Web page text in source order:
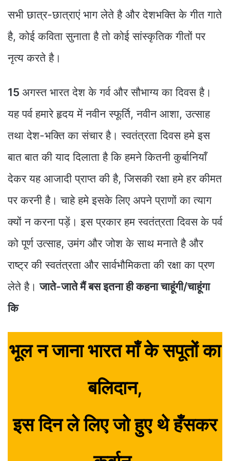
सभी छात्र-छात्राएं भाग लेते है और देशभक्ति के गीत गाते
है, कोई कविता सुनाता है तो कोई सांस्कृतिक गीतों पर
नृत्य करते है।
15 अगस्त भारत देश के गर्व और सौभाग्य का दिवस है।
यह पर्व हमारे हृदय में नवीन स्फूर्ति, नवीन आशा, उत्साह
तथा देश-भक्ति का संचार है। स्वतंत्रता दिवस हमे इस
बात बात की याद दिलाता है कि हमने कितनी कुर्बानियाँ
देकर यह आजादी प्राप्त की है, जिसकी रक्षा हमे हर कीमत
पर करनी है। चाहे हमे इसके लिए अपने प्राणों का त्याग
क्यों न करना पड़ें। इस प्रकार हम स्वतंत्रता दिवस के पर्व
को पूर्ण उत्साह, उमंग और जोश के साथ मनाते है और
राष्ट्र की स्वतंत्रता और सार्वभौमिकता की रक्षा का प्रण
लेते है।जाते-जाते मैं बस इतना ही कहना चाहूंगी/चाहूंगा
कि
भूल न जाना भारत माँ के सपूतों का
बलिदान,
इस दिन ले लिए जो हुए थे हँसकर